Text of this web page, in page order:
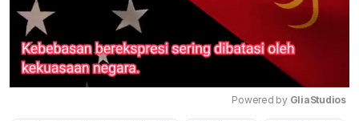
Powered by GliaStudios